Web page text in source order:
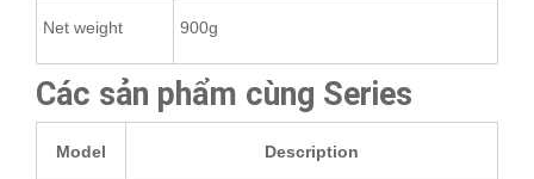
Net weight 900g
Các sản phẩm cùng Series
Model Description